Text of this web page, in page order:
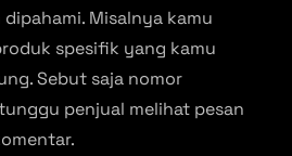
Misalnya kamu
spesifik yang kamu
Sebut saja nomor
penjual melihat pesan